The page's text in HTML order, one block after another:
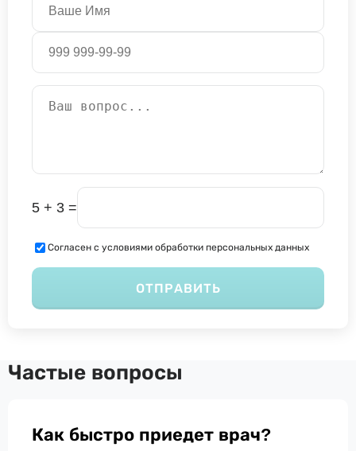
5 + 3 =
Согласен с условиями обработки персональных данных
ОТПРАВИТЬ
Частые вопросы
Как быстро приедет врач?